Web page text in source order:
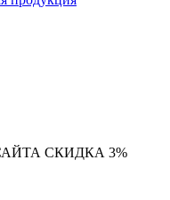
СКИДКА 3%